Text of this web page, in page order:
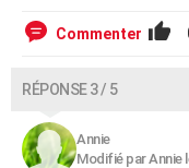
Commenter
RÉPONSE 3 / 5
Annie
Modifié par Annie